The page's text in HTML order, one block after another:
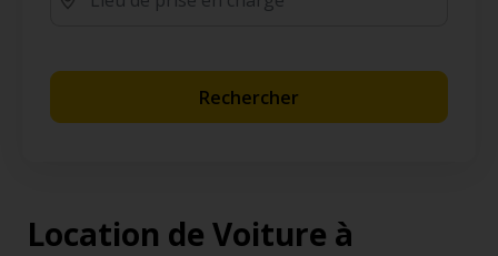
Rechercher
Location de Voiture à